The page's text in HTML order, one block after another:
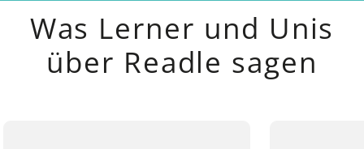
Was Lerner und Unis
über Readle sagen